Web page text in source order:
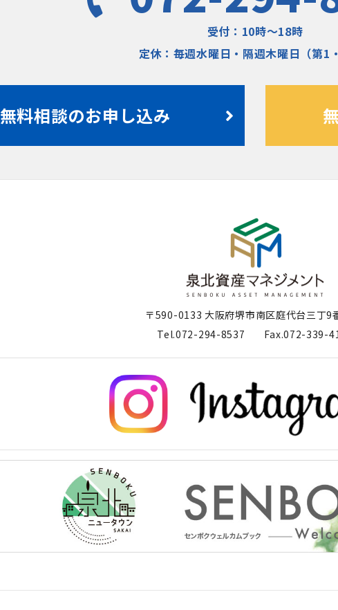
受付：10時〜18時
定休：毎週水曜日・隔週木曜日（第1
無料相談のお申し込み
〒590-0133 大阪府堺市南区庭代台三丁9
Tel.072-294-8537
Fax.072-339-